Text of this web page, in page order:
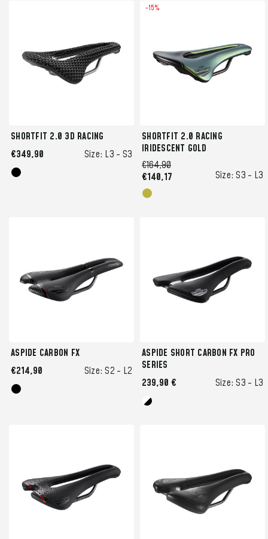
SHORTFIT 2.0 3D RACING
Size: L3 - S3
€349,90
-15%
SHORTFIT 2.0 RACING
IRIDESCENT GOLD
Size:S3 - L3
€164,90
€140,17
ASPIDE CARBON FX
Size:S2 - L2
€214,90
ASPIDE SHORT CARBON FX PRO
SERIES
Size:S3 - L3
239,90 €